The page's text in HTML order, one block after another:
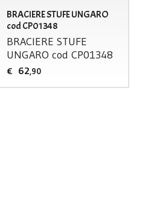
BRACIERE STUFE UNGARO
cod CP01348
BRACIERE STUFE
UNGARO cod CP01348
€ 62,90